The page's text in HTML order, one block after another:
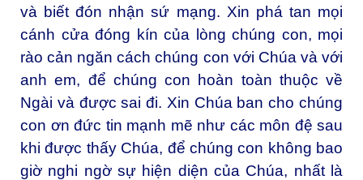
và biết đón nhận sứ mạng. Xin phá tan mọi
cánh cửa đóng kín của lòng chúng con, mọi
rào cản ngăn cách chúng con với Chúa và với
anh em, để chúng con hoàn toàn thuộc về
Ngài và được sai đi. Xin Chúa ban cho chúng
con ơn đức tin mạnh mẽ như các môn đệ sau
khi được thấy Chúa, để chúng con không bao
giờ nghi ngờ sự hiện diện của Chúa, nhất là